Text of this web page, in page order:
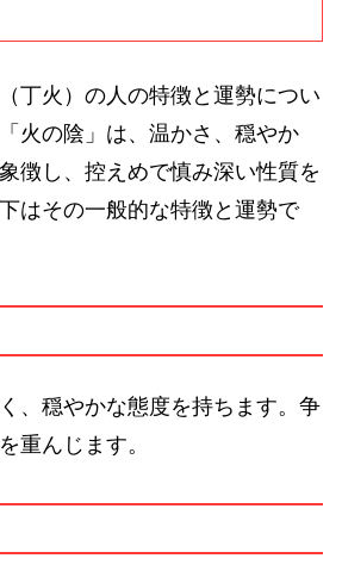
丁火）の人の特徴と運勢につい
火の陰」は、温かさ、穏やか
徴し、控えめで慎み深い性質を
はその一般的な特徴と運勢で
、穏やかな態度を持ちます。争
重んじます。